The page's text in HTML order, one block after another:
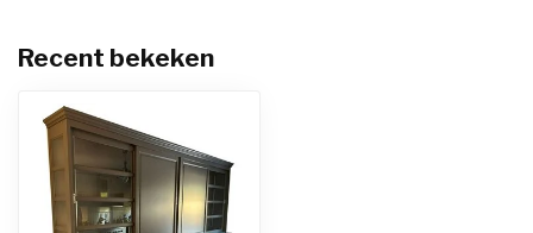
Recent bekeken